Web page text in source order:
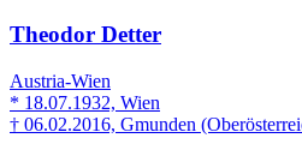
Theodor Detter
Austria-Wien
* 18.07.1932, Wien
† 06.02.2016, Gmunden